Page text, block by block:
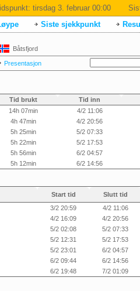
tirsdag 3. februar 00:00
Siste sjekkpunkt
Båtsfjord
Presentasjon
Tid brukt
Tid inn
14h 07min
4/2 11:06
4h 47min
4/2 20:56
5h 25min
5/2 07:33
5h 22min
5/2 17:53
5h 56min
6/2 04:57
5h 12min 6/2 14:56
Start tid
Slutt tid
3/2 20:59
4/2 11:06
4/2 16:09
4/2 20:56
5/2 02:08
5/2 07:33
5/2 12:31
5/2 17:53
5/2 23:01
6/2 04:57
6/2 09:44
6/2 14:56
6/2 19:48 7/2 01:09